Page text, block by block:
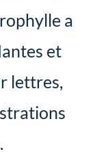
a
et
lettres,